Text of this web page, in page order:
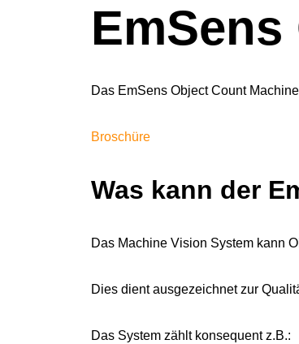
Das EmSens Object Count
Broschüre
Was kann der
Das Machine Vision System kann
Dies dient ausgezeichnet zur
Das System zählt konsequent z.B.: